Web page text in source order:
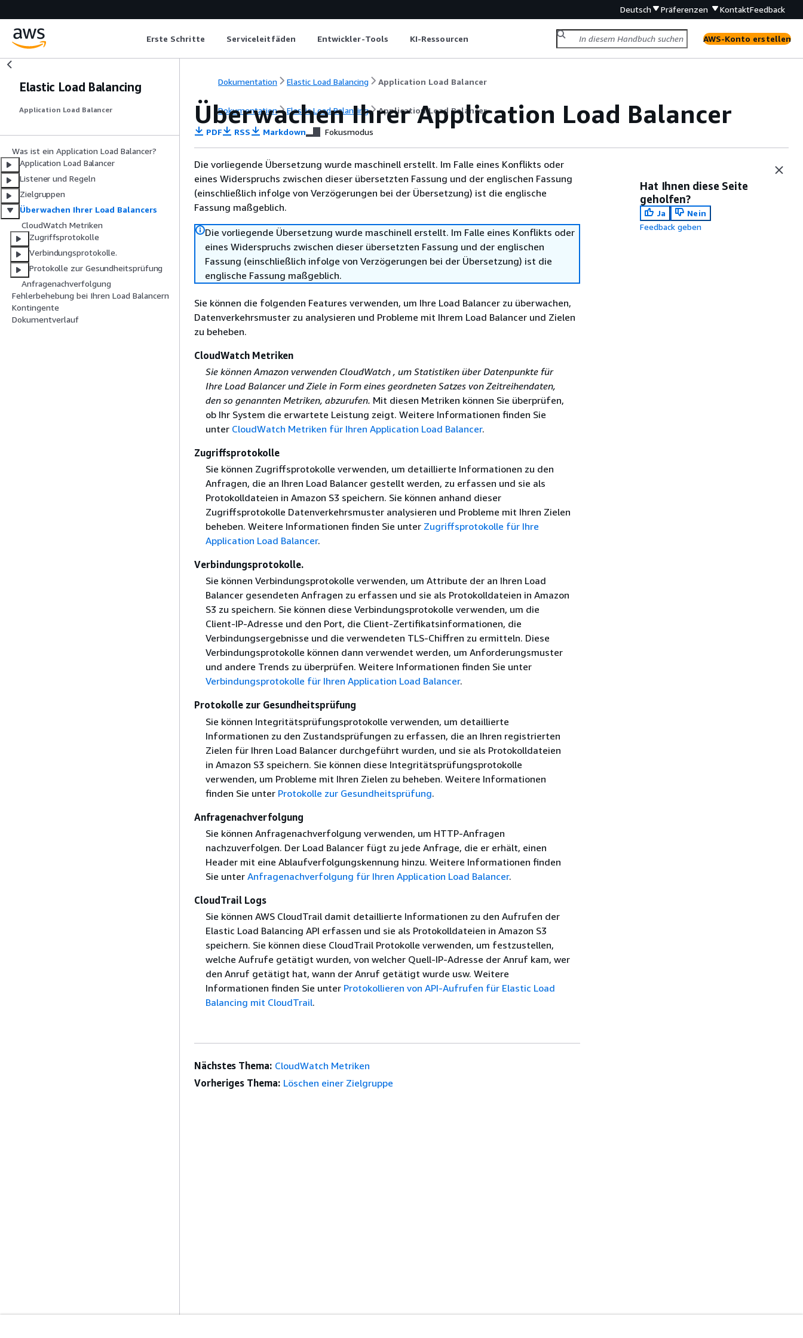
Deutsch Präferenzen KontaktFeedback
Erste Schritte Serviceleitfäden Entwickler-Tools KI-Ressourcen AWS-Konto erstellen
Elastic Load Balancing
Application Load Balancer
Was ist ein Application Load Balancer?
Application Load Balancer
Listener und Regeln
Zielgruppen
Überwachen Ihrer Load Balancers
CloudWatch Metriken
Zugriffsprotokolle
Verbindungsprotokolle.
Protokolle zur Gesundheitsprüfung
Anfragenachverfolgung
Fehlerbehebung bei Ihren Load Balancern
Kontingente
Dokumentverlauf
Dokumentation Elastic Load Balancing Application Load Balancer
Dokumentation Elastic Load Balancing Application Load Balancer
Überwachen Ihrer Application Load Balancer
PDF RSS Markdown Fokusmodus
Die vorliegende Übersetzung wurde maschinell erstellt. Im Falle eines Konflikts oder
eines Widerspruchs zwischen dieser übersetzten Fassung und der englischen Fassung
(einschließlich infolge von Verzögerungen bei der Übersetzung) ist die englische
Fassung maßgeblich.
Die vorliegende Übersetzung wurde maschinell erstellt. Im Falle eines Konflikts oder
eines Widerspruchs zwischen dieser übersetzten Fassung und der englischen
Fassung (einschließlich infolge von Verzögerungen bei der Übersetzung) ist die
englische Fassung maßgeblich.
Sie können die folgenden Features verwenden, um Ihre Load Balancer zu überwachen,
Datenverkehrsmuster zu analysieren und Probleme mit Ihrem Load Balancer und Zielen
zu beheben.
CloudWatch Metriken
Sie können Amazon verwenden CloudWatch , um Statistiken über Datenpunkte für
Ihre Load Balancer und Ziele in Form eines geordneten Satzes von Zeitreihendaten,
den so genannten Metriken, abzurufen. Mit diesen Metriken können Sie überprüfen,
ob Ihr System die erwartete Leistung zeigt. Weitere Informationen finden Sie
unter CloudWatch Metriken für Ihren Application Load Balancer.
Zugriffsprotokolle
Sie können Zugriffsprotokolle verwenden, um detaillierte Informationen zu den
Anfragen, die an Ihren Load Balancer gestellt werden, zu erfassen und sie als
Protokolldateien in Amazon S3 speichern. Sie können anhand dieser
Zugriffsprotokolle Datenverkehrsmuster analysieren und Probleme mit Ihren Zielen
beheben. Weitere Informationen finden Sie unter Zugriffsprotokolle für Ihre
Application Load Balancer.
Verbindungsprotokolle.
Sie können Verbindungsprotokolle verwenden, um Attribute der an Ihren Load
Balancer gesendeten Anfragen zu erfassen und sie als Protokolldateien in Amazon
S3 zu speichern. Sie können diese Verbindungsprotokolle verwenden, um die
Client-IP-Adresse und den Port, die Client-Zertifikatsinformationen, die
Verbindungsergebnisse und die verwendeten TLS-Chiffren zu ermitteln. Diese
Verbindungsprotokolle können dann verwendet werden, um Anforderungsmuster
und andere Trends zu überprüfen. Weitere Informationen finden Sie unter
Verbindungsprotokolle für Ihren Application Load Balancer.
Protokolle zur Gesundheitsprüfung
Sie können Integritätsprüfungsprotokolle verwenden, um detaillierte
Informationen zu den Zustandsprüfungen zu erfassen, die an Ihren registrierten
Zielen für Ihren Load Balancer durchgeführt wurden, und sie als Protokolldateien
in Amazon S3 speichern. Sie können diese Integritätsprüfungsprotokolle
verwenden, um Probleme mit Ihren Zielen zu beheben. Weitere Informationen
finden Sie unter Protokolle zur Gesundheitsprüfung.
Anfragenachverfolgung
Sie können Anfragenachverfolgung verwenden, um HTTP-Anfragen
nachzuverfolgen. Der Load Balancer fügt zu jede Anfrage, die er erhält, einen
Header mit eine Ablaufverfolgungskennung hinzu. Weitere Informationen finden
Sie unter Anfragenachverfolgung für Ihren Application Load Balancer.
CloudTrail Logs
Sie können AWS CloudTrail damit detaillierte Informationen zu den Aufrufen der
Elastic Load Balancing API erfassen und sie als Protokolldateien in Amazon S3
speichern. Sie können diese CloudTrail Protokolle verwenden, um festzustellen,
welche Aufrufe getätigt wurden, von welcher Quell-IP-Adresse der Anruf kam, wer
den Anruf getätigt hat, wann der Anruf getätigt wurde usw. Weitere
Informationen finden Sie unter Protokollieren von API-Aufrufen für Elastic Load
Balancing mit CloudTrail.
Hat Ihnen diese Seite
geholfen?
Ja
Nein
Feedback geben
Nächstes Thema: CloudWatch Metriken
Vorheriges Thema: Löschen einer Zielgruppe